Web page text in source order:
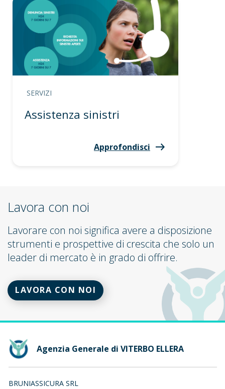
SERVIZI
Assistenza sinistri
Approfondisci
Lavora con noi
Lavorare con noi significa avere a disposizione
strumenti e prospettive di crescita che solo un
leader di mercato è in grado di offrire.
LAVORA CON NOI
Agenzia Generale di VITERBO ELLERA
BRUNIASSICURA SRL